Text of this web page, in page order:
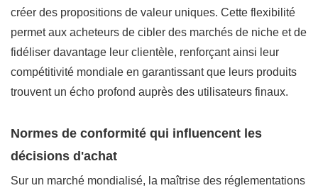
créer des propositions de valeur uniques. Cette flexibilité
permet aux acheteurs de cibler des marchés de niche et de
fidéliser davantage leur clientèle, renforçant ainsi leur
compétitivité mondiale en garantissant que leurs produits
trouvent un écho profond auprès des utilisateurs finaux.
Normes de conformité qui influencent les
décisions d'achat
Sur un marché mondialisé, la maîtrise des réglementations